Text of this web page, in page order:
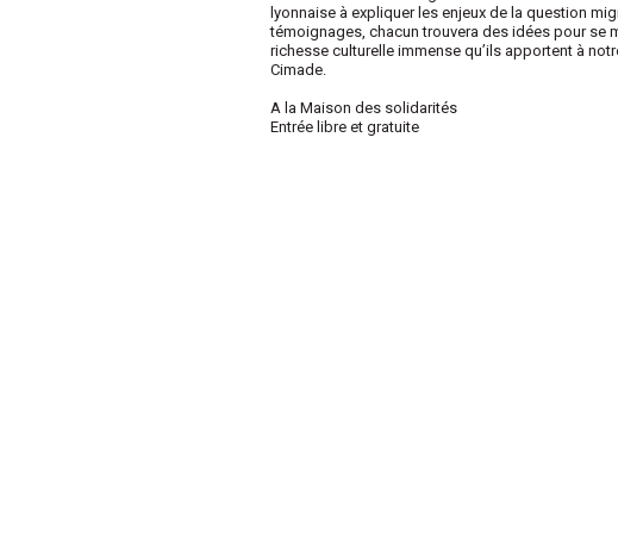
lyonnaise à expliquer les enjeux de la question
témoignages, chacun trouvera des idées pour se
richesse culturelle immense qu’ils apportent à
Cimade.
A la Maison des solidarités
Entrée libre et gratuite